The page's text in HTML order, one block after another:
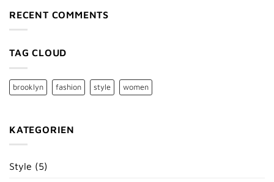
RECENT COMMENTS
TAG CLOUD
brooklyn fashion style women
KATEGORIEN
Style (5)